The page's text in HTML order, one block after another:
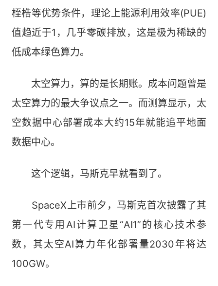
桎梏等优势条件，理论上能源利用效率(PUE)
值趋近于1，几乎零碳排放，这是极为稀缺的
低成本绿色算力。
太空算力，算的是长期账。成本问题曾是
太空算力的最大争议点之一。而测算显示，太
空数据中心部署成本大约15年就能追平地面
数据中心。
这个逻辑，马斯克早就看到了。
SpaceX上市前夕，马斯克首次披露了其
第一代专用AI计算卫星“AI1”的核心技术参
数，其太空AI算力年化部署量2030年将达
100GW。